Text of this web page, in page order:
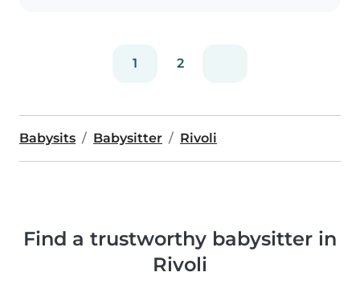
1 2
Babysits Babysitter Rivoli
Find a trustworthy babysitter in
Rivoli